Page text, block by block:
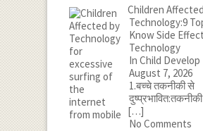
Children
Technology:9
Know Side
Technology
In Child Develop
August 7, 2026
1.बच्चे तकनीकी से
[…]
No Comments